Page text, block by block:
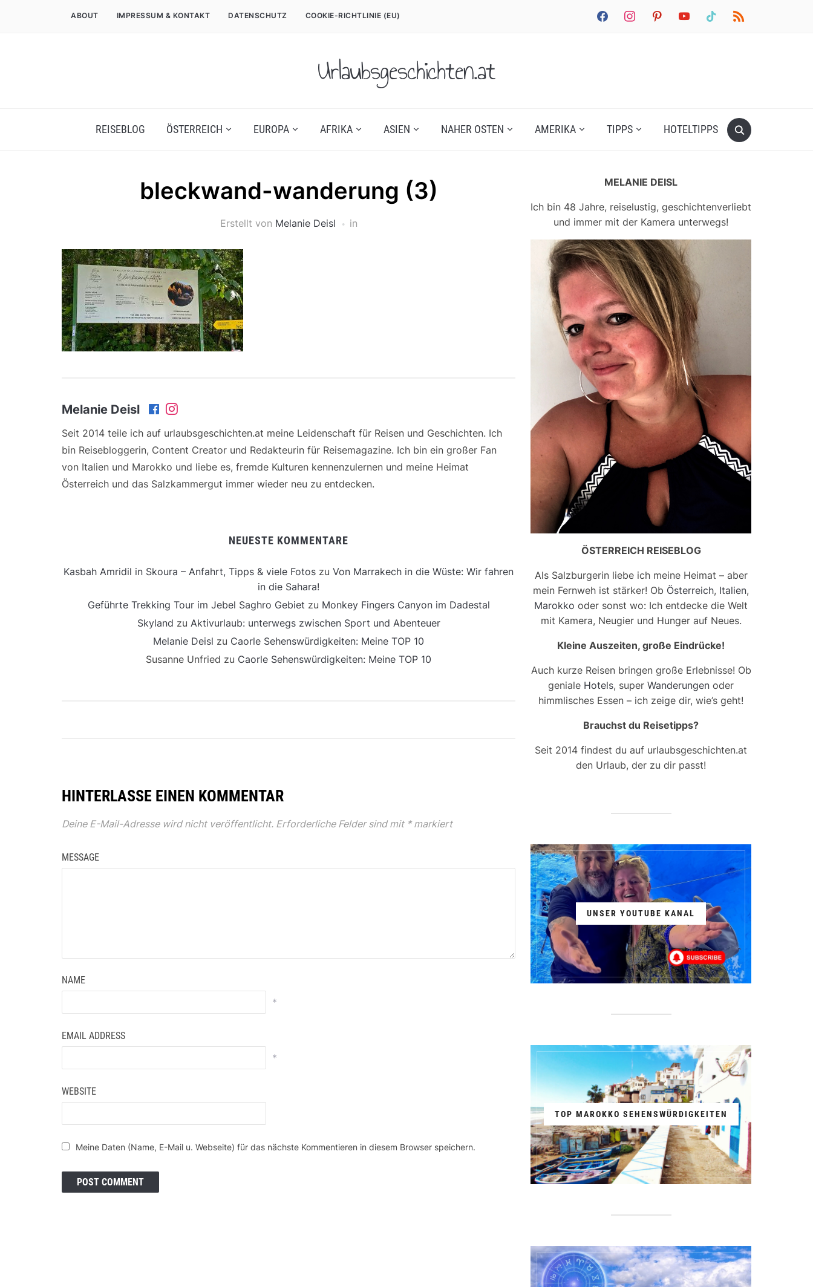
facebookinstagrampinterestyoutube tiktok rss
ABOUT IMPRESSUM & KONTAKT DATENSCHUTZ COOKIE-RICHTLINIE (EU)
Urlaubsgeschichten.at
REISEBLOG ÖSTERREICH EUROPA AFRIKA ASIEN NAHER OSTEN AMERIKA TIPPS HOTELTIPPS
bleckwand-wanderung (3)
Erstellt von Melanie Deisl in
Melanie Deisl
Seit 2014 teile ich auf urlaubsgeschichten.at meine Leidenschaft für Reisen und Geschichten. Ich
bin Reisebloggerin, Content Creator und Redakteurin für Reisemagazine. Ich bin ein großer Fan
von Italien und Marokko und liebe es, fremde Kulturen kennenzulernen und meine Heimat
Österreich und das Salzkammergut immer wieder neu zu entdecken.
NEUESTE KOMMENTARE
Kasbah Amridil in Skoura – Anfahrt, Tipps & viele Fotos zu Von Marrakech in die Wüste: Wir fahren
in die Sahara!
Geführte Trekking Tour im Jebel Saghro Gebiet zu Monkey Fingers Canyon im Dadestal
Skyland zu Aktivurlaub: unterwegs zwischen Sport und Abenteuer
Melanie Deisl zu Caorle Sehenswürdigkeiten: Meine TOP 10
Susanne Unfried zu Caorle Sehenswürdigkeiten: Meine TOP 10
HINTERLASSE EINEN KOMMENTAR
Deine E-Mail-Adresse wird nicht veröffentlicht. Erforderliche Felder sind mit *markiert
MESSAGE
NAME
*
EMAIL ADDRESS
*
WEBSITE
Meine Daten (Name, E-Mail u. Webseite) für das nächste Kommentieren in diesem Browser speichern.
MELANIE DEISL
Ich bin 48 Jahre, reiselustig, geschichtenverliebt
und immer mit der Kamera unterwegs!
ÖSTERREICH REISEBLOG
Als Salzburgerin liebe ich meine Heimat – aber
mein Fernweh ist stärker! Ob Österreich, Italien,
Marokko oder sonst wo: Ich entdecke die Welt
mit Kamera, Neugier und Hunger auf Neues.
Kleine Auszeiten, große Eindrücke!
Auch kurze Reisen bringen große Erlebnisse! Ob
geniale Hotels, super Wanderungen oder
himmlisches Essen – ich zeige dir, wie’s geht!
Brauchst du Reisetipps?
Seit 2014 findest du auf urlaubsgeschichten.at
den Urlaub, der zu dir passt!
UNSER YOUTUBE KANAL
TOP MAROKKO SEHENSWÜRDIGKEITEN